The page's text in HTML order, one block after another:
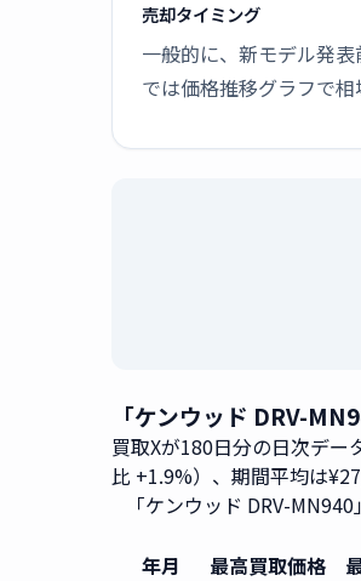
売却タイミング
一般的に、新モデル発
では価格推移グラフで相
「ケンウッド DRV-
買取Xが180日分の日次デー
比 +1.9%）、期間平均は
「ケンウッド DRV-
年月
最高買取価格